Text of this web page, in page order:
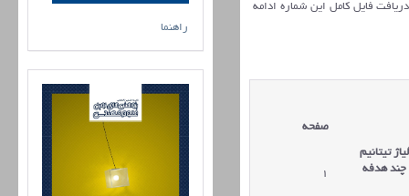
فایل کامل این شماره ادامه
صفحه
تیتانیم
چند هدفه
1
راهنما